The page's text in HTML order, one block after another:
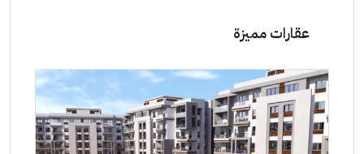
عقارات مميزة